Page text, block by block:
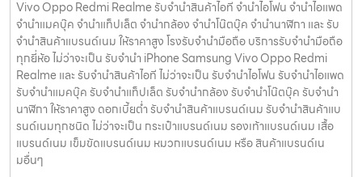
Vivo Oppo Redmi Realme รับจำนำสินค้าไอที จำนำไอโฟน จำนำไอแพด
จำนำแมคบุ๊ค จำนำแท็ปเล็ต จำนำกล้อง จำนำโน๊ตบุ๊ค จำนำนาฬิกา และ รับ
จำนำสินค้าแบรนด์เนม ให้ราคาสูง โรงรับจำนำมือถือ บริการรับจำนำมือถือ
ทุกยี่ห้อ ไม่ว่าจะเป็น รับจำนำ iPhone Samsung Vivo Oppo Redmi
Realme และ รับจำนำสินค้าไอที ไม่ว่าจะเป็น รับจำนำไอโฟน รับจำนำไอแพด
รับจำนำแมคบุ๊ค รับจำนำแท็ปเล็ต รับจำนำกล้อง รับจำนำโน๊ตบุ๊ค รับจำนำ
นาฬิกา ให้ราคาสูง ดอกเบี้ยต่ำ รับจำนำสินค้าแบรนด์เนม รับจำนำสินค้าแบ
รนด์เนมทุกชนิด ไม่ว่าจะเป็น กระเป๋าแบรนด์เนม รองเท้าแบรนด์เนม เสื้อ
แบรนด์เนม เข็มขัดแบรนด์เนม หมวกแบรนด์เนม หรือ สินค้าแบรนด์เน
มอื่นๆ